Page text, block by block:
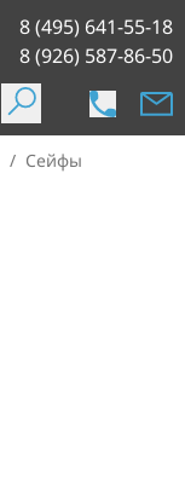
8 (495) 641-55-18
8 (926) 587-86-50
/ Сейфы